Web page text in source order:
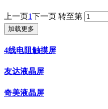
上一页1下一页 转至第
加载更多
4线电阻触摸屏
友达液晶屏
奇美液晶屏